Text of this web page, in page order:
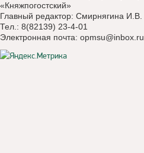
«Княжпогостский»
Главный редактор: Смирнягина И.В.
Тел.: 8(82139) 23-4-01
Электронная почта: opmsu@inbox.ru